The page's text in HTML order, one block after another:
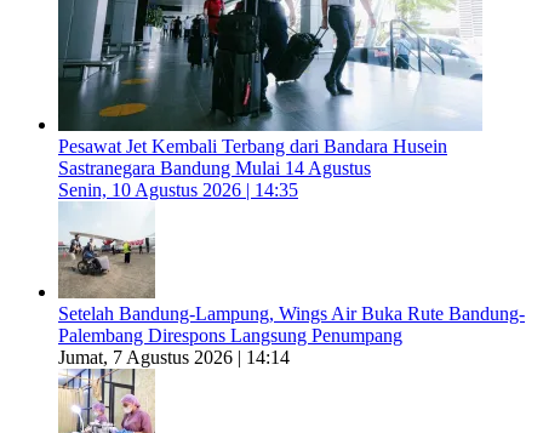
Pesawat Jet Kembali Terbang dari Bandara Husein
Sastranegara Bandung Mulai 14 Agustus
Senin, 10 Agustus 2026 | 14:35
Setelah Bandung-Lampung, Wings Air Buka Rute Bandung-
Palembang Direspons Langsung Penumpang
Jumat, 7 Agustus 2026 | 14:14